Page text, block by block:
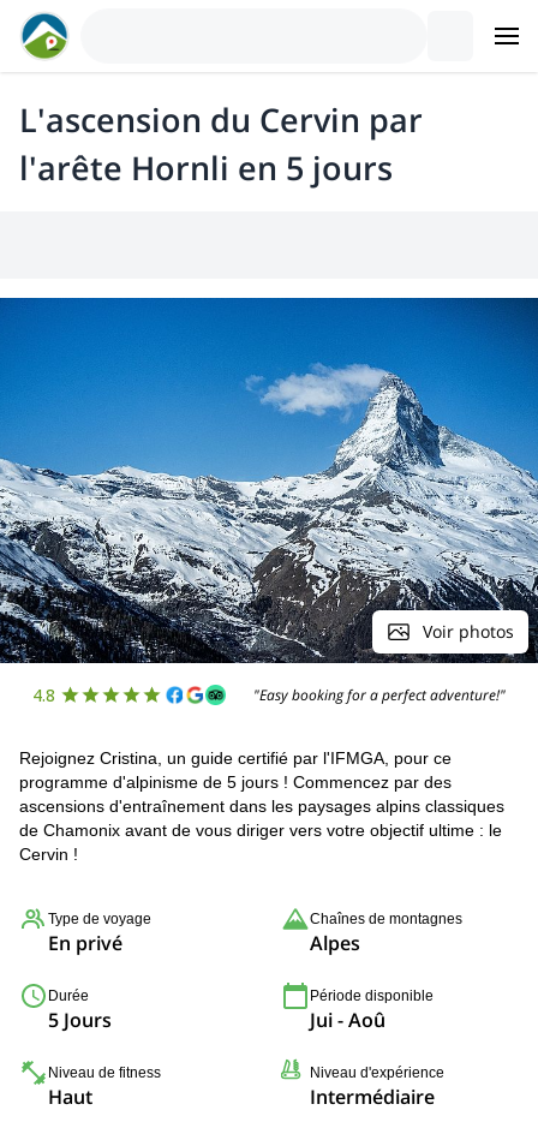
L'ascension du Cervin par
l'arête Hornli en 5 jours
Voir photos
4.8 "Easy booking for a perfect adventure!"
Rejoignez Cristina, un guide certifié par l'IFMGA, pour ce
programme d'alpinisme de 5 jours ! Commencez par des
ascensions d'entraînement dans les paysages alpins classiques
de Chamonix avant de vous diriger vers votre objectif ultime : le
Cervin !
Type de voyage
En privé
Chaînes de montagnes
Alpes
Durée
5 Jours
Période disponible
Jui - Aoû
Niveau de fitness
Haut
Niveau d'expérience
Intermédiaire